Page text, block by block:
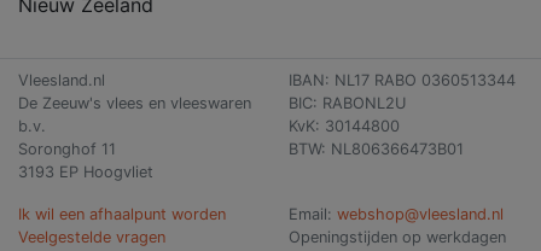
Nieuw Zeeland
Vleesland.nl
De Zeeuw's vlees en vleeswaren
b.v.
Soronghof 11
3193 EP Hoogvliet
IBAN: NL17 RABO 0360513344
BIC: RABONL2U
KvK: 30144800
BTW: NL806366473B01
Ik wil een afhaalpunt worden
Veelgestelde vragen
Email: webshop@vleesland.nl
Openingstijden op werkdagen